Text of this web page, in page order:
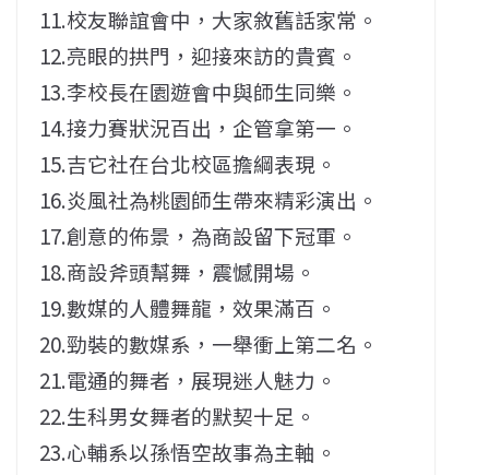
11.校友聯誼會中，大家敘舊話家常。
12.亮眼的拱門，迎接來訪的貴賓。
13.李校長在園遊會中與師生同樂。
14.接力賽狀況百出，企管拿第一。
15.吉它社在台北校區擔綱表現。
16.炎風社為桃園師生帶來精彩演出。
17.創意的佈景，為商設留下冠軍。
18.商設斧頭幫舞，震憾開場。
19.數媒的人體舞龍，效果滿百。
20.勁裝的數媒系，一舉衝上第二名。
21.電通的舞者，展現迷人魅力。
22.生科男女舞者的默契十足。
23.心輔系以孫悟空故事為主軸。